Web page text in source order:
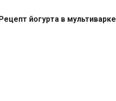
йогурта в мультиварке